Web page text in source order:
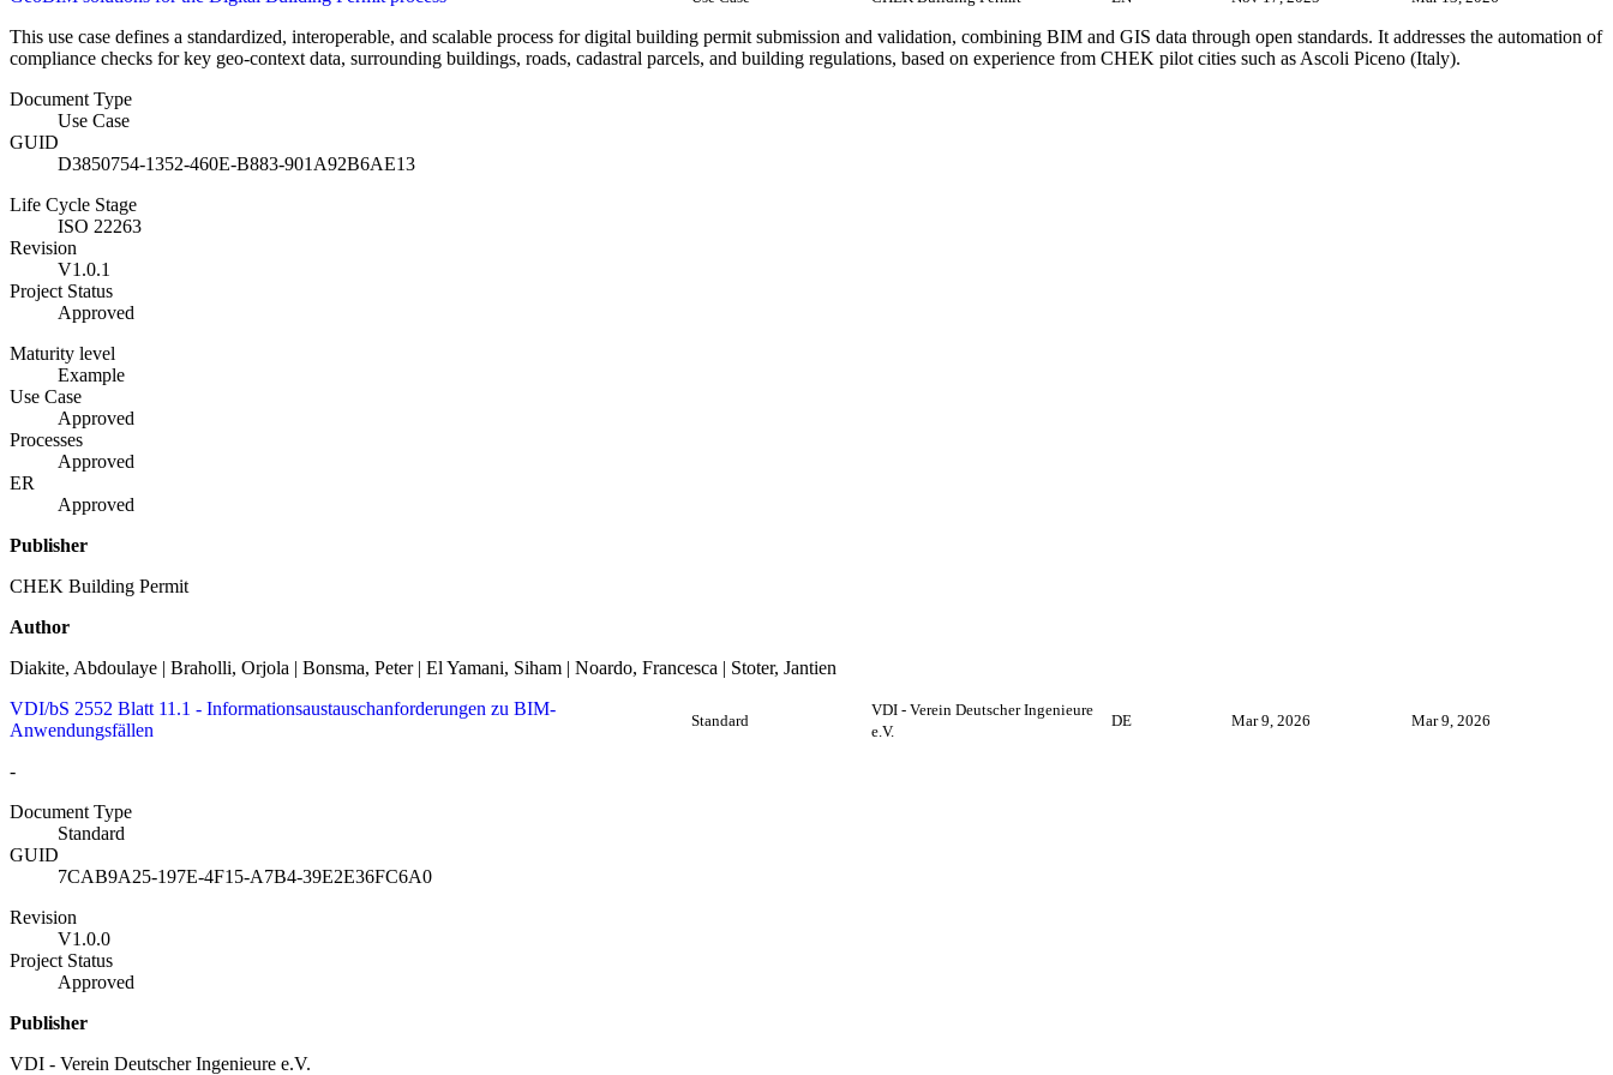
This use case defines a standardized, interoperable, and scalable process for digital building permit submission and validation, combining BIM and GIS data through open standards. It addresses the automation of
compliance checks for key geo-context data, surrounding buildings, roads, cadastral parcels, and building regulations, based on experience from CHEK pilot cities such as Ascoli Piceno (Italy).
Document Type
Use Case
GUID
D3850754-1352-460E-B883-901A92B6AE13
Life Cycle Stage
ISO 22263
Revision
V1.0.1
Project Status
Approved
Maturity level
Example
Use Case
Approved
Processes
Approved
ER
Approved
Publisher
CHEK Building Permit
Author
Diakite, Abdoulaye | Braholli, Orjola | Bonsma, Peter | El Yamani, Siham | Noardo, Francesca | Stoter, Jantien
VDI/bS 2552 Blatt 11.1 - Informationsaustauschanforderungen zu BIM-
Anwendungsfällen
Standard
VDI - Verein Deutscher Ingenieure
e.V.
DE Mar 9, 2026 Mar 9, 2026
-
Document Type
Standard
GUID
7CAB9A25-197E-4F15-A7B4-39E2E36FC6A0
Revision
V1.0.0
Project Status
Approved
Publisher
VDI - Verein Deutscher Ingenieure e.V.